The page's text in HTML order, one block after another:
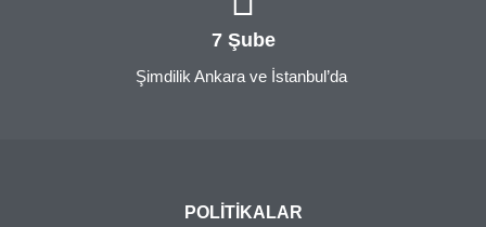
7 Şube
Şimdilik Ankara ve İstanbul’da
POLITIKALAR